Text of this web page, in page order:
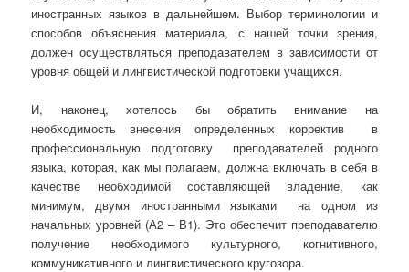
иностранных языков в дальнейшем. Выбор терминологии и
способов объяснения материала, с нашей точки зрения,
должен осуществляться преподавателем в зависимости от
уровня общей и лингвистической подготовки учащихся.
И, наконец, хотелось бы обратить внимание на
необходимость внесения определенных корректив в
профессиональную подготовку преподавателей родного
языка, которая, как мы полагаем, должна включать в себя в
качестве необходимой составляющей владение, как
минимум, двумя иностранными языками на одном из
начальных уровней (А2 – В1). Это обеспечит преподавателю
получение необходимого культурного, когнитивного,
коммуникативного и лингвистического кругозора.